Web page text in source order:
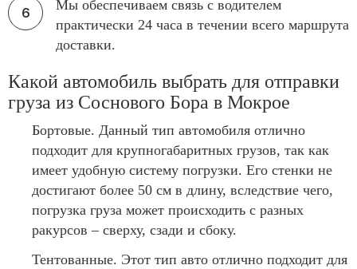
Мы обеспечиваем связь с водителем
практически 24 часа в течении всего маршрута
доставки.
Какой автомобиль выбрать для отправки
груза из Соснового Бора в Мокрое
Бортовые. Данный тип автомобиля отлично
подходит для крупногабаритных грузов, так как
имеет удобную систему погрузки. Его стенки не
достигают более 50 см в длину, вследствие чего,
погрузка груза может происходить с разных
ракурсов – сверху, сзади и сбоку.
Тентованные. Этот тип авто отлично подходит для